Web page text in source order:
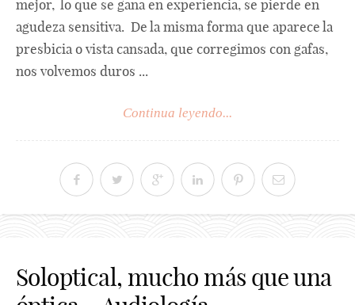
mejor, lo que se gana en experiencia, se pierde en
agudeza sensitiva. De la misma forma que aparece la
presbicia o vista cansada, que corregimos con gafas,
nos volvemos duros ...
Continua leyendo...
Soloptical, mucho más que una